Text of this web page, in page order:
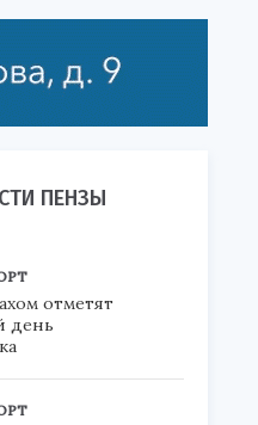
ПЕНЗЫ
отметят
день